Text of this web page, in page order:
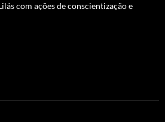
com ações de conscientização e